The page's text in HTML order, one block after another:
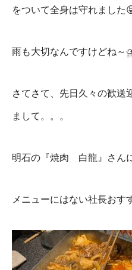
をついて全身は守れました
雨も大切なんですけどね～
さてさて、先日久々の歓送
まして。。。
明石の『焼肉 白龍』さん
メニューにはない社長おす